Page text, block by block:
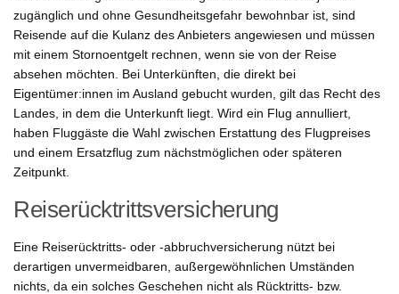
zugänglich und ohne Gesundheitsgefahr bewohnbar ist, sind
Reisende auf die Kulanz des Anbieters angewiesen und müssen
mit einem Stornoentgelt rechnen, wenn sie von der Reise
absehen möchten. Bei Unterkünften, die direkt bei
Eigentümer:innen im Ausland gebucht wurden, gilt das Recht des
Landes, in dem die Unterkunft liegt. Wird ein Flug annulliert,
haben Fluggäste die Wahl zwischen Erstattung des Flugpreises
und einem Ersatzflug zum nächstmöglichen oder späteren
Zeitpunkt.
Reiserücktrittsversicherung
Eine Reiserücktritts- oder -abbruchversicherung nützt bei
derartigen unvermeidbaren, außergewöhnlichen Umständen
nichts, da ein solches Geschehen nicht als Rücktritts- bzw.